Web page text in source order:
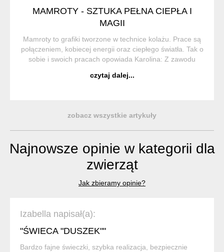
MAMROTY - SZTUKA PEŁNA CIEPŁA I
MAGII
Mamroty to grafiki tworzone w technice kolażu. Prace są
połączeniem, kobiecej energii oraz ciepłego światła. Tak o
sobie i swoich pracach opowiada Karolina: Z zawodu
życie skierował...
czytaj dalej...
zobacz wszystkie artykuły
Najnowsze opinie w kategorii dla
zwierząt
Jak zbieramy opinie?
Izabella napisał(a):
"ŚWIECA "DUSZEK""
Bardzo fajne świeczki, szybka realizacja, bezpiecznie